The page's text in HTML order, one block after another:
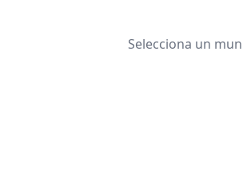
Selecciona un